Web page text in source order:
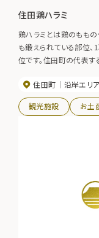
住田鶏ハラミ
鶏ハラミとは鶏のもも
も鍛えられている部位
位です。住田町の代表す
住田町 沿岸エリア
観光施設 お土